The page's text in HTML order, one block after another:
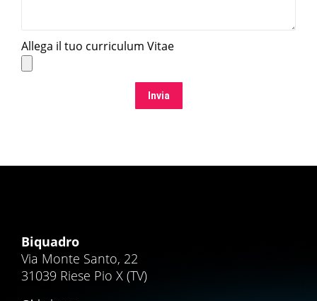
Allega il tuo curriculum Vitae
Invia
Biquadro
Via Monte Santo, 22
31039 Riese Pio X (TV)